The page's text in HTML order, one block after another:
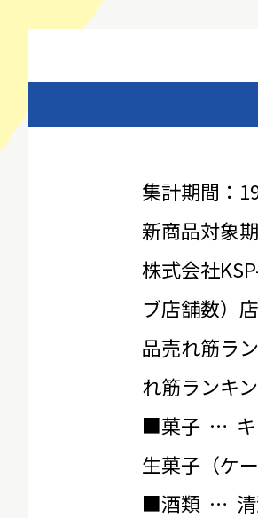
集計期間：
新商品対象
株式会社
ブ店舗数）
品売れ筋ラ
れ筋ランキ
■菓子 … キ
生菓子（ケ
■酒類 … 清